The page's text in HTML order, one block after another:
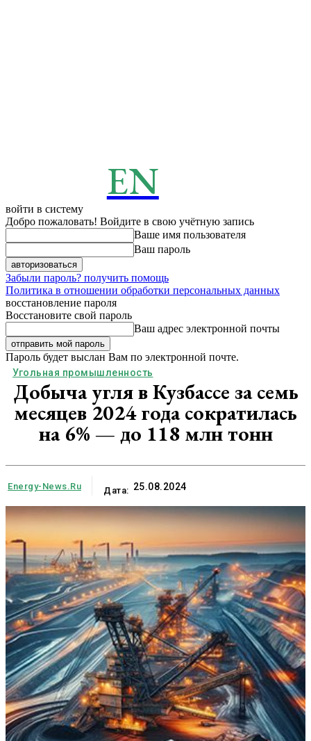
EN
войти в систему
Добро пожаловать! Войдите в свою учётную запись
Ваше имя пользователя
Ваш пароль
Забыли пароль? получить помощь
Политика в отношении обработки персональных данных
восстановление пароля
Восстановите свой пароль
Ваш адрес электронной почты
Пароль будет выслан Вам по электронной почте.
Угольная промышленность
Добыча угля в Кузбассе за семь
месяцев 2024 года сократилась
на 6% — до 118 млн тонн
Energy-News.ru Дата: 25.08.2024